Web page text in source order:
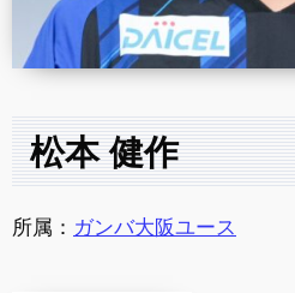
松本 健作
所属： ガンバ大阪ユース